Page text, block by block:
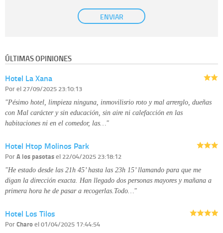
únicamente trataremos sus datos con su consentimiento
previo, que podrá facilitarnos mediante la casilla correspondiente
Derechos:tiene derecho a saber qué información tenemos sobre usted,
disponible en nuestra página web.
Información complementaria:
ENVIAR
ÚLTIMAS OPINIONES
Hotel La Xana
Porel 27/09/2025 23:10:13
"Pésimo hotel, limpieza ninguna, inmovilisrio roto y mal arrerglo, dueñas
con Mal carácter y sin educación, sin aire ni calefacción en las
habitaciones ni en el comedor, las…"
Hotel Htop Molinos Park
PorA los pasotasel 22/04/2025 23:18:12
"He estado desde las 21h 45’ hasta las 23h 15’ llamando para que me
digan la dirección exacta. Han llegado dos personas mayores y mañana a
primera hora he de pasar a recogerlas.Todo…"
Hotel Los Tilos
PorCharoel 01/04/2025 17:44:54